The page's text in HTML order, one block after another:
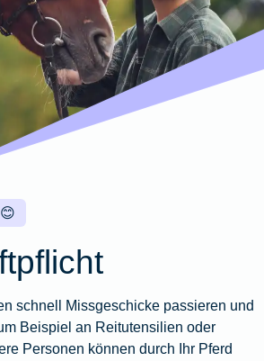
für
für
😊
schnell Missgeschicke passieren und
Beispiel an Reitutensilien oder
Personen können durch Ihr Pferd